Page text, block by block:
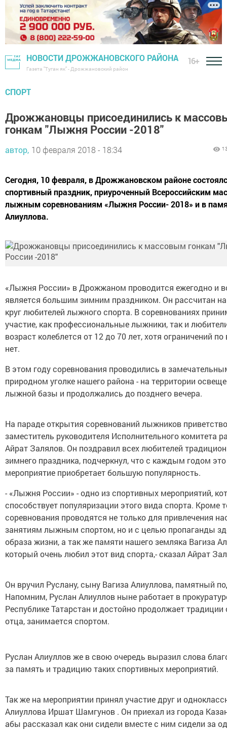
НОВОСТИ ДРОЖЖАНОВСКОГО РАЙОНА
Газета "Туган як" - Дрожжановский район
16+
СПОРТ
Дрожжановцы присоединились к
гонкам "Лыжня России -2018"
автор, 10 февраля 2018 - 18:34
Сегодня, 10 февраля, в Дрожжановском районе
спортивный праздник, приуроченный Всероссийским
лыжным соревнованиям «Лыжня России- 2018» и в
Алиуллова.
«Лыжня России» в Дрожжаном проводится ежегодно и
является большим зимним праздником. Он рассчитан
круг любителей лыжного спорта. В соревнованиях
участие, как профессиональные лыжники, так и
возраст колеблется от 12 до 70 лет, хотя ограничений по
нет.
В этом году соревнования проводились в
природном уголке нашего района - на территории
лыжной базы и продолжались до позднего вечера.
На параде открытия соревнований лыжников
заместитель руководителя Исполнительного комитета
Айрат Залялов. Он поздравил всех любителей
зимнего праздника, подчеркнул, что с каждым годом это
мероприятие приобретает большую популярность.
- «Лыжня России» - одно из спортивных мероприятий,
способствует популяризации этого вида спорта. Кроме
соревнования проводятся не только для привлечения
занятиям лыжным спортом, но и с целью пропаганды
образа жизни, а так же памяти нашего земляка Вагиза
который очень любил этот вид спорта,- сказал Айрат
Он вручил Руслану, сыну Вагиза Алиуллова, памятный
Напомним, Руслан Алиуллов ныне работает в
Республике Татарстан и достойно продолжает традиции
отца, занимается спортом.
Руслан Алиуллов же в свою очередь выразил слова
за память и традицию таких спортивных мероприятий.
Так же на мероприятии принял участие друг и
Алиуллова Иршат Шамгунов . Он приехал из города
абы рассказал как они сидели вместе с ним сидели за